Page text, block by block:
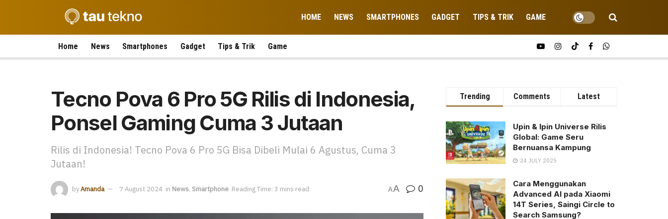
HOME NEWS SMARTPHONES GADGET TIPS & TRIK GAME
Home News Smartphones Gadget Tips & Trik Game
Tecno Pova 6 Pro 5G Rilis di Indonesia,
Ponsel Gaming Cuma 3 Jutaan
Rilis di Indonesia! Tecno Pova 6 Pro 5G Bisa Dibeli Mulai 6 Agustus, Cuma 3
Jutaan!
byAmanda 7 August 2024 in News, Smartphone Reading Time: 3 mins read AA 0
Trending Comments Latest
Upin & Ipin Universe Rilis
Global: Game Seru
Bernuansa Kampung
24 JULY 2025
Cara Menggunakan
Advanced AI pada Xiaomi
14T Series, Saingi Circle to
Search Samsung?